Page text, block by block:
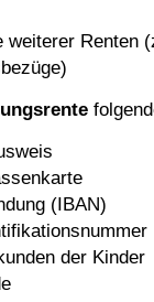
weiterer Renten
(IBAN)
der Kinder